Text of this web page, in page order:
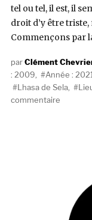
tel ou tel, il est, il
droit d’y être triste,
Commençons par
AuteurClément
: 2009
Année : 2021
Lhasa de Sela
commentairesur